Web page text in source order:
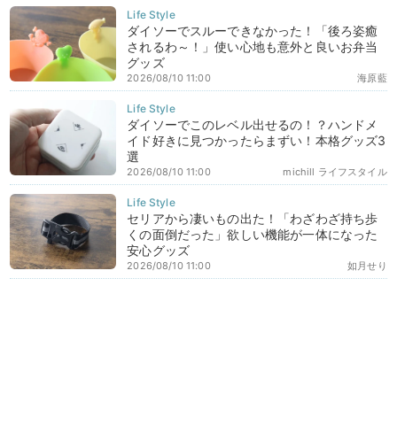
ダイソーでスルーできなかった！「後ろ姿癒
されるわ～！」使い心地も意外と良いお弁当
グッズ
海原藍
2026/08/10 11:00
ダイソーでこのレベル出せるの！？ハンドメ
イド好きに見つかったらまずい！本格グッズ3
選
michill ライフスタイル
2026/08/10 11:00
セリアから凄いもの出た！「わざわざ持ち歩
くの面倒だった」欲しい機能が一体になった
安心グッズ
如月せり
2026/08/10 11:00